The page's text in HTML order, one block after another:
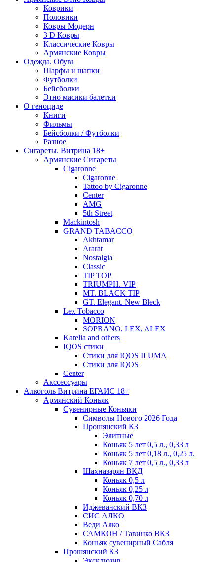
Коврики
Половики
Ковры Модерн
3 D Ковры
Классические Ковры
Армянские Ковры
Одежда. Обувь
Шарфы и шапки
Футболки
Бейсболки
Этно масики балетки
О геноциде
Книги
Фильмы
Бейсболки / Футболки
Разное
Сигареты. Витрина 18+
Армянские Сигареты
Cigaronne
Cigaronne
Tattoo by Cigaronne
Center
AMG
5th Street
Mackintosh
GRAND TABACCO
Akhtamar
Ararat
Nostalgia
Classic
TIP TOP
TRIUMPH. VIP
MT. BLACK TIP
GT. Elegant. New Bleck
Lex Tobacco
MORION
SOPRANO, LEX, ALEX
Karelia and others
IQOS стики
Стики для IQOS ILUMA
Стики для IQOS
Сenter
Акссессуары
Алкоголь Витрина ЕГАИС 18+
Армянский Коньяк
Сувенирные Коньяки
Символы Нового 2026 Года
Прошянский КЗ
Элитные
Коньяк 5 лет 0,5 л., 0,33 л
Коньяк 5 лет 0,18 л., 0,25 л.
Коньяк 7 лет 0,5 л., 0,33 л
Шахназарян ВКД
Коньяк 0,5 л
Коньяк 0,25 л
Коньяк 0,70 л
Иджеванский ВКЗ
СИС АЛКО
Веди Алко
САМКОН / Тавинко ВКЗ
Коньяк сувенирный Сабля
Прошянский КЗ
Эксклюзив